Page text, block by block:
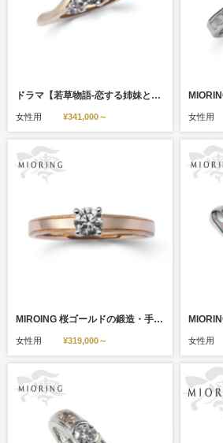
ドラマ【若草物語-恋する姉妹と恋せぬ私-】着用モデル MIORING 花衣-はなごろも-
女性用 ¥341,000～ 女性用
MIROING 桜ゴールドの鍛造・手彫りミル打ち婚約指輪 咲-さき-
女性用 ¥319,000～ 女性用